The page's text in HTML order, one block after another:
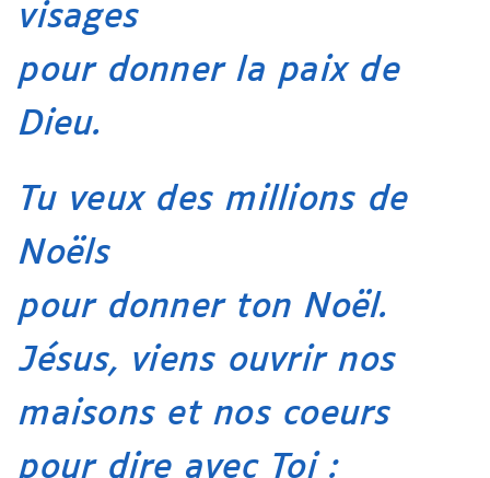
visages
pour donner la paix de
Dieu.
Tu veux des millions de
Noëls
pour donner ton Noël.
Jésus, viens ouvrir nos
maisons et nos coeurs
pour dire avec Toi :